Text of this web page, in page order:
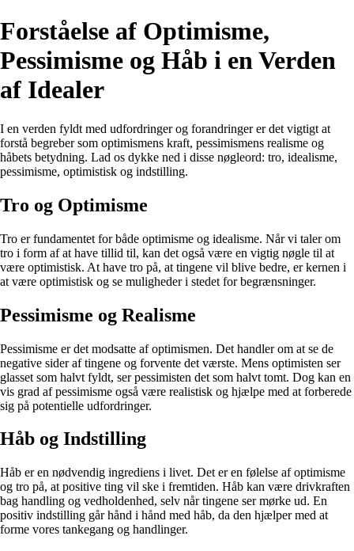
Forståelse af Optimisme,
Pessimisme og Håb i en Verden
af Idealer
I en verden fyldt med udfordringer og forandringer er det vigtigt at
forstå begreber som optimismens kraft, pessimismens realisme og
håbets betydning. Lad os dykke ned i disse nøgleord: tro, idealisme,
pessimisme, optimistisk og indstilling.
Tro og Optimisme
Tro er fundamentet for både optimisme og idealisme. Når vi taler om
tro i form af at have tillid til, kan det også være en vigtig nøgle til at
være optimistisk. At have tro på, at tingene vil blive bedre, er kernen i
at være optimistisk og se muligheder i stedet for begrænsninger.
Pessimisme og Realisme
Pessimisme er det modsatte af optimismen. Det handler om at se de
negative sider af tingene og forvente det værste. Mens optimisten ser
glasset som halvt fyldt, ser pessimisten det som halvt tomt. Dog kan en
vis grad af pessimisme også være realistisk og hjælpe med at forberede
sig på potentielle udfordringer.
Håb og Indstilling
Håb er en nødvendig ingrediens i livet. Det er en følelse af optimisme
og tro på, at positive ting vil ske i fremtiden. Håb kan være drivkraften
bag handling og vedholdenhed, selv når tingene ser mørke ud. En
positiv indstilling går hånd i hånd med håb, da den hjælper med at
forme vores tankegang og handlinger.